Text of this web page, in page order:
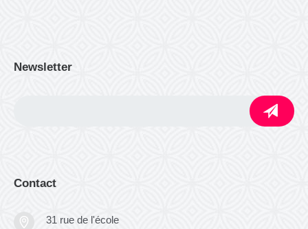
Newsletter
Contact
31 rue de l'école